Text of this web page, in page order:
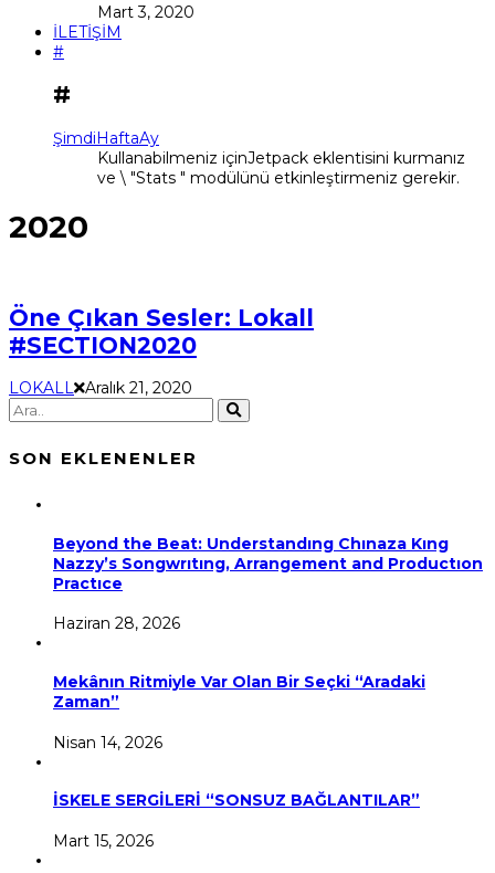
Mart 3, 2020
İLETİŞİM
#
#
ŞimdiHaftaAy
Kullanabilmeniz içinJetpack eklentisini kurmanız
ve \ "Stats " modülünü etkinleştirmeniz gerekir.
2020
Öne Çıkan Sesler: Lokall
#SECTION2020
LOKALL Aralık 21, 2020
SON EKLENENLER
Beyond the Beat: Understandıng Chınaza Kıng
Nazzy’s Songwrıtıng, Arrangement and Productıon
Practıce
Haziran 28, 2026
Mekânın Ritmiyle Var Olan Bir Seçki “Aradaki
Zaman”
Nisan 14, 2026
İSKELE SERGİLERİ “SONSUZ BAĞLANTILAR”
Mart 15, 2026